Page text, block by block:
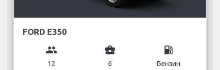
FORD E350
group
12
business_center
6
local_gas_station
Бензин